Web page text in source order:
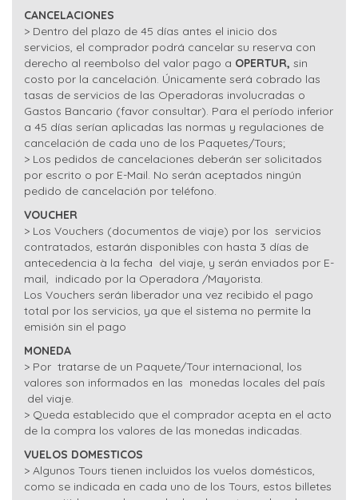
CANCELACIONES
> Dentro del plazo de 45 días antes el inicio dos
servicios, el comprador podrá cancelar su reserva con
derecho al reembolso del valor pago a OPERTUR, sin
costo por la cancelación. Únicamente será cobrado las
tasas de servicios de las Operadoras involucradas o
Gastos Bancario (favor consultar). Para el período inferior
a 45 días serían aplicadas las normas y regulaciones de
cancelación de cada uno de los Paquetes/Tours;
> Los pedidos de cancelaciones deberán ser solicitados
por escrito o por E-Mail. No serán aceptados ningún
pedido de cancelación por teléfono.
VOUCHER
> Los Vouchers (documentos de viaje) por los servicios
contratados, estarán disponibles con hasta 3 días de
antecedencia à la fecha del viaje, y serán enviados por E-
mail, indicado por la Operadora /Mayorista.
Los Vouchers serán liberador una vez recibido el pago
total por los servicios, ya que el sistema no permite la
emisión sin el pago
MONEDA
> Por tratarse de un Paquete/Tour internacional, los
valores son informados en las monedas locales del país
del viaje.
> Queda establecido que el comprador acepta en el acto
de la compra los valores de las monedas indicadas.
VUELOS DOMESTICOS
> Algunos Tours tienen incluidos los vuelos domésticos,
como se indicada en cada uno de los Tours, estos billetes